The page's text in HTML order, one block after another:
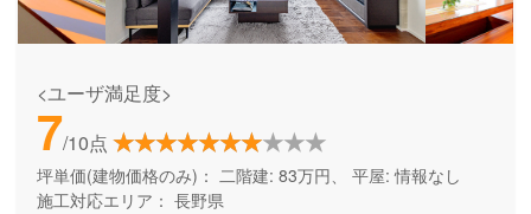
<ユーザ満足度>
7/10点
坪単価(建物価格のみ)： 二階建: 83万円、 平屋: 情報なし
施工対応エリア： 長野県